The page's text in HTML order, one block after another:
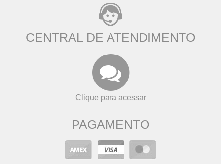
CENTRAL DE ATENDIMENTO
Clique para acessar
PAGAMENTO